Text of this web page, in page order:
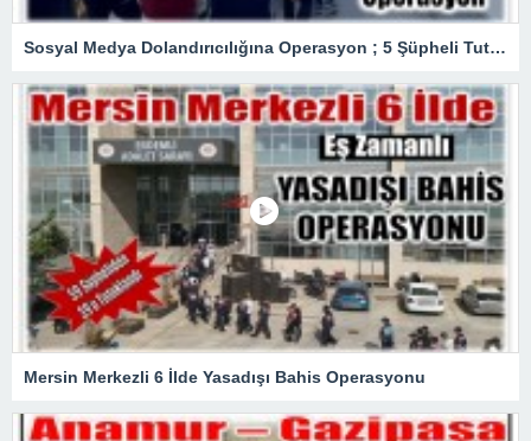
Sosyal Medya Dolandırıcılığına Operasyon ; 5 Şüpheli Tutuklandı
Mersin Merkezli 6 İlde Yasadışı Bahis Operasyonu